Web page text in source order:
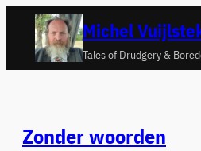
naar
Michel
Tales of Drudgery &
Zonder woorden